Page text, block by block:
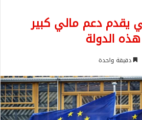
يقدم دعم مالي كبير
الدولة
دقيقة واحدة